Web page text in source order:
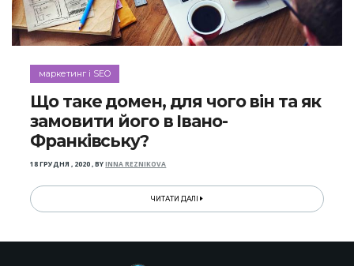
маркетинг і SEO
Що таке домен, для чого він та як
замовити його в Івано-
Франківську?
18 ГРУДНЯ , 2020,BYINNA REZNIKOVA
ЧИТАТИ ДАЛІ